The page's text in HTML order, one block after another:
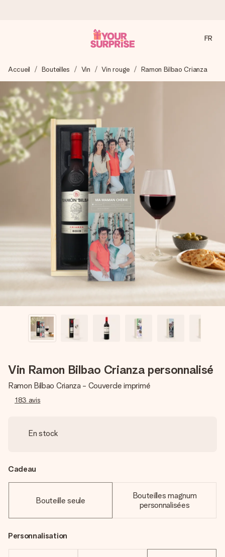
Nous préparons votre cadeau avec attention et l’envoyons
en un éclair – pour que vous puissiez l’offrir au bon moment,
quand cela compte le plus.
4,7 (sur la base de +15 000 avis)
Nos cadeaux sont appréciés. Les clients nous attribuent
une note de 4,7 sur Google Reviews (total de tous les
pays où nous sommes présents).
Carte de vœux gratuite
Créez quelque chose d’unique en quelques étapes – avec
son prénom, votre photo ou un message qui touche le cœur.
Sans complications, juste tout l’amour pour le moment idéal.
FR
Accueil Bouteilles Vin Vin rouge Ramon Bilbao Crianza
Vin Ramon Bilbao Crianza personnalisé
Ramon Bilbao Crianza - Couvercle imprimé
183 avis
En stock
Cadeau
Bouteille seule
Bouteilles magnum
personnalisées
Personnalisation